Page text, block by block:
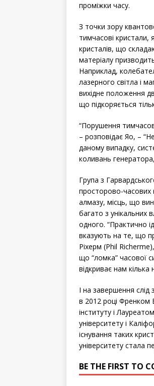
проміжки часу.
З точки зору
тимчасові кристали,
кристалів, що
матеріалу
Наприклад,
лазерного світла і
вихідне положення
що підкоряється
“Порушення
– розповідає Яо, –
даному випадку,
коливань
Група з
просторово-часових
алмазу, місць, що
багато з унікальних
одного. “Практично
вказують на те, що
Ріхерм (Phil
що “ломка” часової
відкриває нам
І на завершення
в 2012 році Френком
інституту і
університету і
існування таких
університету стала
BE THE FIRST TO